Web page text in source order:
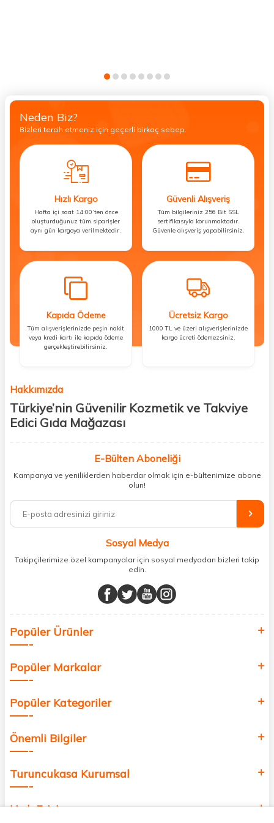
Neden Biz?
Bizleri tercih etmeniz için geçerli birkaç sebep.
Hızlı Kargo
Hafta içi saat 14:00’ten önce
oluşturduğunuz tüm siparişler
aynı gün kargoya verilmektedir.
Güvenli Alışveriş
Tüm bilgileriniz 256 Bit SSL
sertifikasıyla korunmaktadır.
Güvenle alışveriş yapabilirsiniz.
Kapıda Ödeme
Tüm alışverişlerinizde peşin nakit
veya kredi kartı ile kapıda ödeme
gerçekleştirebilirsiniz.
Ücretsiz Kargo
1000 TL ve üzeri alışverişlerinizde
kargo ücreti ödemezsiniz.
Hakkımızda
Türkiye’nin Güvenilir Kozmetik ve Takviye
Edici Gıda Mağazası
kişisel bakım hem de takviye edici gıda ürünlerini sizlerle
buluşturuyoruz. Artık mağaza mağaza dolaşmanıza gerek yok;
ihtiyacınız olan her şeyi tek bir çatı altında topluyor ve kapınıza kadar
%100 orijinal kozmetik ve sağlık ürünleriyle güzelliğinizi tamamlayabilir,
vücudunuzu desteklemek için güvenilir takviye edici gıdalara
minerallere kadar binlerce ürünü uygun fiyat ve hızlı kargo avantajıyla
sunuyoruz.
buluşturuyor ve online alışveriş deneyiminizi en iyi hale getiriyoruz.
Sağlık, güzellik ve iyi yaşam için aradığınız her şey burada!
değer katmak için bize katılın!
E-Bülten Aboneliği
Kampanya ve yeniliklerden haberdar olmak için e-bültenimize abone
olun!
Sosyal Medya
Takipçilerimize özel kampanyalar için sosyal medyadan bizleri takip
edin.
Popüler Ürünler
Popüler Markalar
Popüler Kategoriler
Önemli Bilgiler
Turuncukasa Kurumsal
Hızlı Erişim